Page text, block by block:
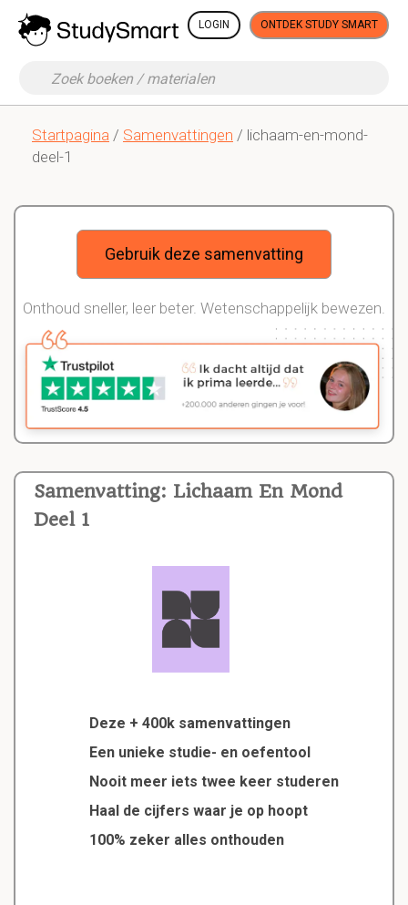
LOGIN ONTDEK STUDY SMART
Startpagina / Samenvattingen / lichaam-en-mond-
deel-1
Samenvatting: Lichaam En Mond
Deel 1
Deze + 400k samenvattingen
Een unieke studie- en oefentool
Nooit meer iets twee keer studeren
Haal de cijfers waar je op hoopt
100% zeker alles onthouden
Gebruik deze samenvatting
Onthoud sneller, leer beter. Wetenschappelijk bewezen.